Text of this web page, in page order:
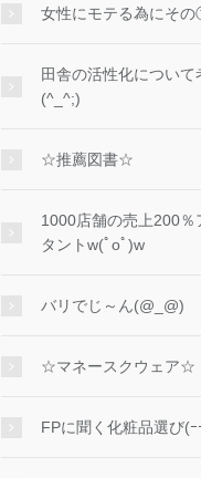
女性にモテる為にそ
田舎の活性化について
(^_^;)
☆推薦図書☆
1000店舗の売上200％
タントw(ﾟoﾟ)w
バリでじ～ん(@_@)
☆マネースクウェア☆
FPに聞く化粧品選び(ｰ